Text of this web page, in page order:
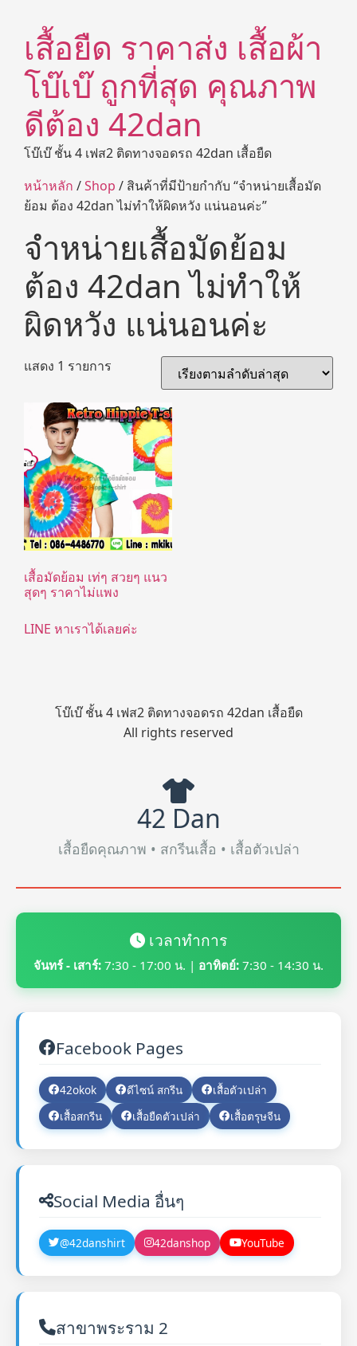
เสื้อยืด ราคาส่ง เสื้อผ้า
โบ๊เบ๊ ถูกที่สุด คุณภาพ
ดีต้อง 42dan
โบ๊เบ๊ ชั้น 4 เฟส2 ติดทางจอดรถ 42dan เสื้อยืด
หน้าหลัก /Shop / สินค้าที่มีป้ายกำกับ “จำหน่ายเสื้อมัด
ย้อม ต้อง 42dan ไม่ทำให้ผิดหวัง แน่นอนค่ะ”
จำหน่ายเสื้อมัดย้อม
ต้อง 42dan ไม่ทำให้
ผิดหวัง แน่นอนค่ะ
แสดง 1 รายการ
เสื้อมัดย้อม เท่ๆ สวยๆ แนว
สุดๆ ราคาไม่แพง
LINE หาเราได้เลยค่ะ
โบ๊เบ๊ ชั้น 4 เฟส2 ติดทางจอดรถ 42dan เสื้อยืด
All rights reserved
42 Dan
เสื้อยืดคุณภาพ • สกรีนเสื้อ • เสื้อตัวเปล่า
เวลาทำการ
จันทร์ - เสาร์: 7:30 - 17:00 น. | อาทิตย์: 7:30 - 14:30 น.
Facebook Pages
42okok ดีไซน์ สกรีน
เสื้อตัวเปล่า
เสื้อสกรีน
เสื้อยืดตัวเปล่า เสื้อตรุษจีน
Social Media อื่นๆ
@42danshirt 42danshop YouTube
สาขาพระราม 2